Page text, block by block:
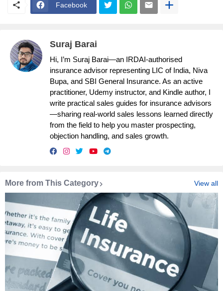
Facebook
Suraj Barai
Hi, I’m Suraj Barai—an IRDAI-authorised
insurance advisor representing LIC of India, Niva
Bupa, and SBI General Insurance. As an active
practitioner, Udemy instructor, and Kindle author, I
write practical sales guides for insurance advisors
—sharing real-world sales lessons learned directly
from the field to help you master prospecting,
objection handling, and sales growth.
More from This Category View all